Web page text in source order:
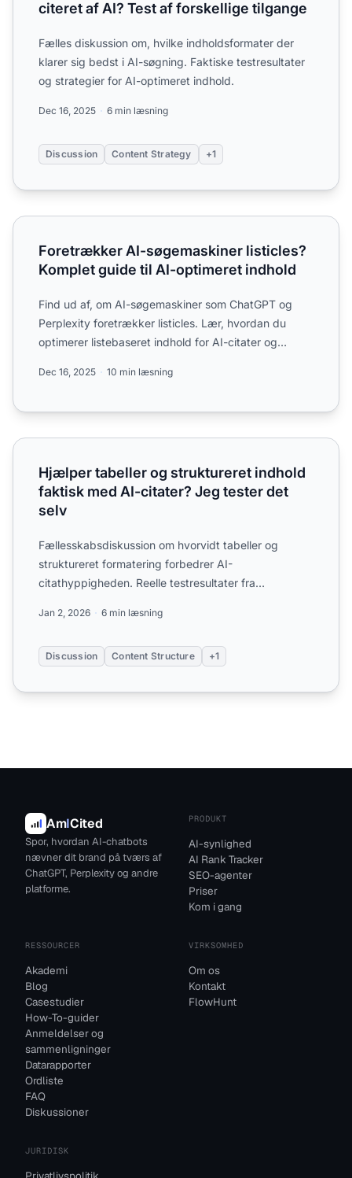
citeret af AI? Test af forskellige tilgange
Fælles diskussion om, hvilke indholdsformater der
klarer sig bedst i AI-søgning. Faktiske testresultater
og strategier for AI-optimeret indhold.
Dec 16, 2025 6 min læsning
Discussion Content Strategy +1
Foretrækker AI-søgemaskiner listicles? Komplet guide til
Foretrækker AI-søgemaskiner listicles?
Komplet guide til AI-optimeret indhold
Find ud af, om AI-søgemaskiner som ChatGPT og
Perplexity foretrækker listicles. Lær, hvordan du
optimerer listebaseret indhold for AI-citater og
Dec 16, 2025 10 min læsning
Hjælper tabeller og struktureret indhold faktisk med AI-
Hjælper tabeller og struktureret indhold
faktisk med AI-citater? Jeg tester det
selv
Fællesskabsdiskussion om hvorvidt tabeller og
struktureret formatering forbedrer AI-
citathyppigheden. Reelle testresultater fra
Jan 2, 2026 6 min læsning
Discussion Content Structure +1
AmICited
Spor, hvordan AI-chatbots
nævner dit brand på tværs af
ChatGPT, Perplexity og andre
platforme.
PRODUKT
AI-synlighed
AI Rank Tracker
SEO-agenter
Priser
Kom i gang
RESSOURCER
Akademi
Blog
Casestudier
How-To-guider
Anmeldelser og
sammenligninger
Datarapporter
Ordliste
FAQ
Diskussioner
VIRKSOMHED
Om os
Kontakt
FlowHunt
JURIDISK